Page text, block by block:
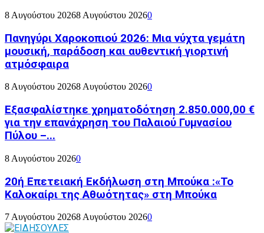
8 Αυγούστου 20268 Αυγούστου 20260
Πανηγύρι Χαροκοπιού 2026: Μια νύχτα γεμάτη
μουσική, παράδοση και αυθεντική γιορτινή
ατμόσφαιρα
8 Αυγούστου 20268 Αυγούστου 20260
Εξασφαλίστηκε χρηματοδότηση 2.850.000,00 €
για την επανάχρηση του Παλαιού Γυμνασίου
Πύλου –...
8 Αυγούστου 20260
20ή Επετειακή Εκδήλωση στη Μπούκα :«Το
Καλοκαίρι της Αθωότητας» στη Μπούκα
7 Αυγούστου 20268 Αυγούστου 20260